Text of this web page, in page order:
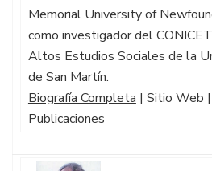
Memorial University of
como investigador del
Altos Estudios Sociales de la
de San Martín.
Biografía Completa | Sitio Web |
Publicaciones